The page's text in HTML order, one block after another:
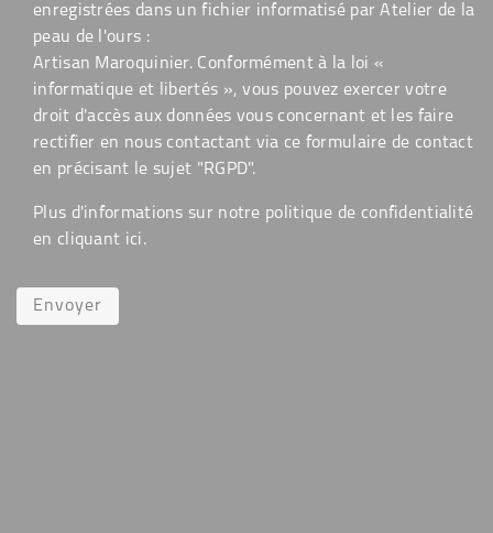
enregistrées dans un fichier informatisé par Atelier de la
peau de l'ours :
Artisan Maroquinier. Conformément à la loi «
informatique et libertés », vous pouvez exercer votre
droit d'accès aux données vous concernant et les faire
rectifier en nous contactant via ce formulaire de contact
en précisant le sujet "RGPD".
Plus d'informations sur notre politique de confidentialité
en cliquant ici.
Envoyer